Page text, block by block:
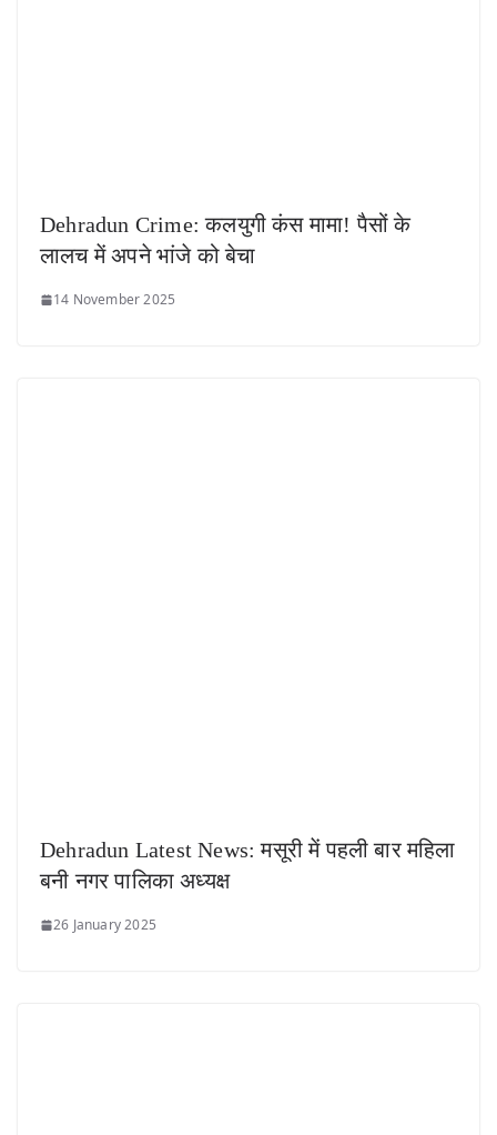
Dehradun Crime: कलयुगी कंस मामा! पैसों के
लालच में अपने भांजे को बेचा
14 November 2025
Dehradun Latest News: मसूरी में पहली बार महिला
बनी नगर पालिका अध्यक्ष
26 January 2025